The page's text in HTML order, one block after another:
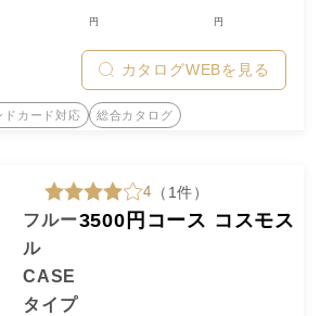
円 円
カタログWEBを見る
ドカード対応 総合カタログ
4 （1件）
フルー
ル
CASE
タイプ
3500円コース コスモス